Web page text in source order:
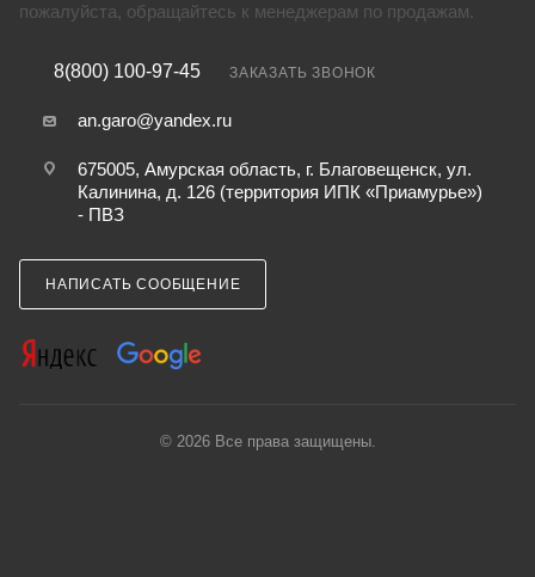
пожалуйста, обращайтесь к менеджерам по продажам.
8(800) 100-97-45 ЗАКАЗАТЬ ЗВОНОК
an.garo@yandex.ru
675005, Амурская область, г. Благовещенск, ул.
Калинина, д. 126 (территория ИПК «Приамурье»)
- ПВЗ
НАПИСАТЬ СООБЩЕНИЕ
© 2026 Все права защищены.